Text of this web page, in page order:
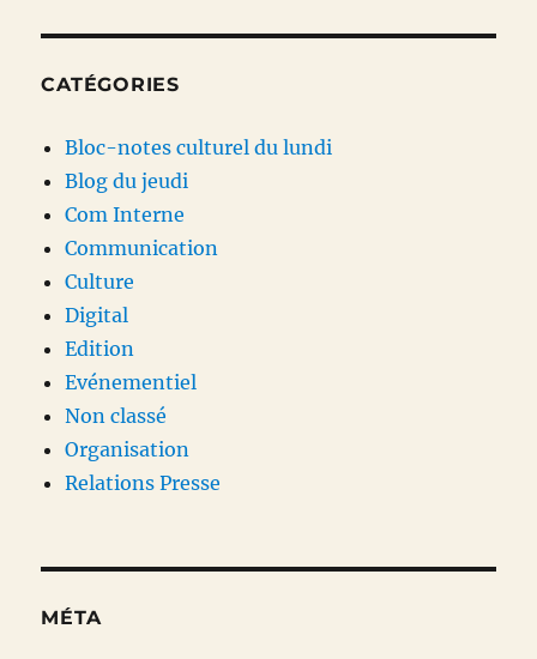
CATÉGORIES
Bloc-notes culturel du lundi
Blog du jeudi
Com Interne
Communication
Culture
Digital
Edition
Evénementiel
Non classé
Organisation
Relations Presse
MÉTA